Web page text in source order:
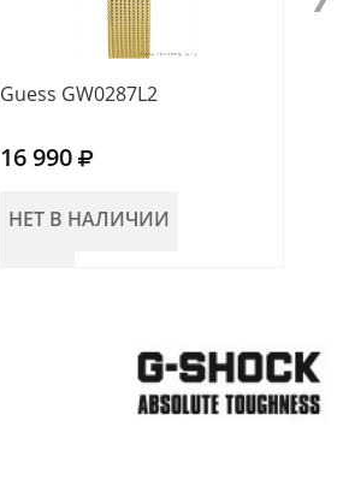
Guess GW0287L2
16 990
НЕТ В НАЛИЧИИ